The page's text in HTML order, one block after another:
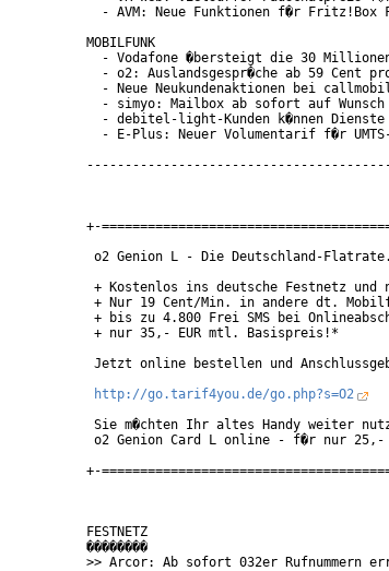
- AVM: Neue Funktionen f�r Fritz!Box
MOBILFUNK
- Vodafone �bersteigt die 30
- o2: Auslandsgespr�che ab 59 Cent
- Neue Neukundenaktionen bei
- simyo: Mailbox ab sofort auf
- debitel-light-Kunden k�nnen
- E-Plus: Neuer Volumentarif f�r
+-
o2 Genion L - Die Deutschland-Flatrate.
+ Kostenlos ins deutsche Festnetz
+ Nur 19 Cent/Min. in andere dt.
+ bis zu 4.800 Frei SMS bei
+ nur 35,- EUR mtl. Basispreis!*
Jetzt online bestellen und
http://go.tarif4you.de/go.php?s=O2
Sie m�chten Ihr altes Handy weiter
o2 Genion Card L online - f�r nur 25,-
+-
FESTNETZ
��������
>> Arcor: Ab sofort 032er Rufnummern